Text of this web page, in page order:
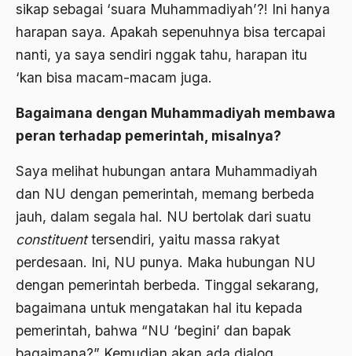
sikap sebagai ‘suara Muhammadiyah’?! Ini hanya
harapan saya. Apakah sepenuhnya bisa tercapai
nanti, ya saya sendiri nggak tahu, harapan itu
‘kan bisa macam-macam juga.
Bagaimana dengan Muhammadiyah membawa
peran terhadap pemerintah, misalnya?
Saya melihat hubungan antara Muhammadiyah
dan NU dengan pemerintah, memang berbeda
jauh, dalam segala hal. NU bertolak dari suatu
constituenttersendiri, yaitu massa rakyat
perdesaan. Ini, NU punya. Maka hubungan NU
dengan pemerintah berbeda. Tinggal sekarang,
bagaimana untuk mengatakan hal itu kepada
pemerintah, bahwa “NU ‘begini’ dan bapak
antroposentrisme
Anwar Ibrahim
Anwar Sadat
apa yang kau cari palupi
Aparat Keamanan
APEC
Apel Akbar NU
APRI
Ar-Raniry
arab
arabisasi
arafat